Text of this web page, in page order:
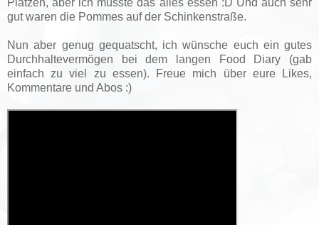
gut waren die Pommes auf der Schinkenstraße.
Nun aber genug gequatscht, ich wünsche euch ein gutes
Durchhaltevermögen bei dem langen Food Diary (gab
einfach zu viel zu essen). Freue mich über eure Likes,
Kommentare und Abos :)